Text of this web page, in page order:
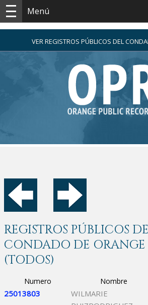
Menú
VER REGISTROS PÚBLICOS DEL
REGISTROS PÚBLICOS
CONDADO DE ORANGE
(TODOS)
Numero Nombre
25013803
WILMARIE